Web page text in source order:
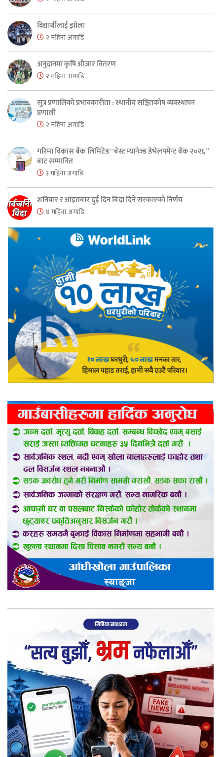
विद्यार्थीलाई झोला
२ महिना अगाडि
अनुदानमा कृषि औजार वितरण
२ महिना अगाडि
सुत्र प्रणालिको प्रभावकारीता : स्थानीय सञ्चितकोष व्यवस्थापन
प्रणाली
२ महिना अगाडि
गरिमा विकास बैंक लिमिटेड “बेस्ट म्यानेज्ड डेभेलपमेन्ट बैंक २०२६”
बाट सम्मानित
३ महिना अगाडि
शनिबार र आइतबार दुई दिन बिदा दिने सरकारको निर्णय
४ महिना अगाडि